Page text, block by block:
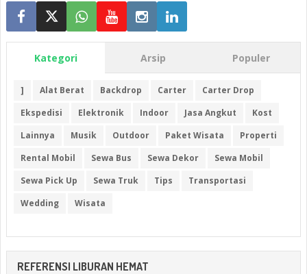
Kategori Arsip Populer
] Alat Berat Backdrop Carter
Carter Drop
Ekspedisi
Elektronik Indoor Jasa Angkut
Kost
Lainnya
Musik Outdoor Paket Wisata
Properti
Rental Mobil
Sewa Bus Sewa Dekor
Sewa Mobil
Sewa Pick Up
Sewa Truk Tips
Transportasi
Wedding
Wisata
REFERENSI LIBURAN HEMAT